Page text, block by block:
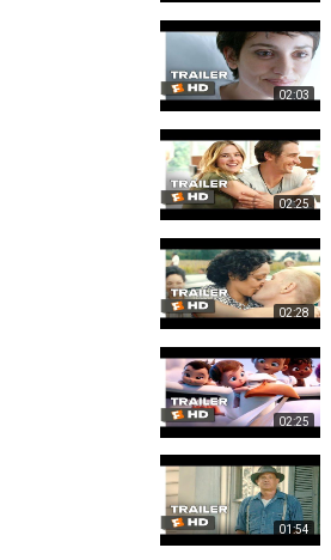
02:03
02:25
02:28
02:25
01:54